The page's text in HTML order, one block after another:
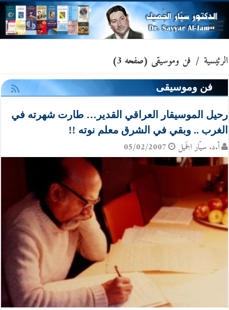
الرئيسية / فن وموسيقى (صفحه 3)
فن وموسيقى
رحيل الموسيقار العراقي القدير… طارت شهرته في
الغرب .. وبقي في الشرق معلم نوته !!
أ.د. سيّار الجَميل 05/02/2007